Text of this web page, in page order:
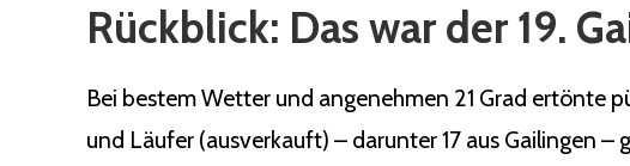
Rückblick: Das war der 19.
Bei bestem Wetter und angenehmen 21 Grad ertönte
und Läufer (ausverkauft) – darunter 17 aus Gailingen